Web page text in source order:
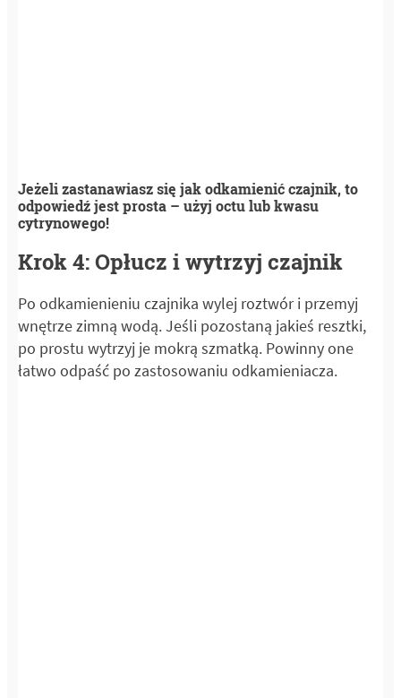
Jeżeli zastanawiasz się jak odkamienić czajnik, to
odpowiedź jest prosta – użyj octu lub kwasu
cytrynowego!
Krok 4: Opłucz i wytrzyj czajnik
Po odkamienieniu czajnika wylej roztwór i przemyj
wnętrze zimną wodą. Jeśli pozostaną jakieś resztki,
po prostu wytrzyj je mokrą szmatką. Powinny one
łatwo odpaść po zastosowaniu odkamieniacza.